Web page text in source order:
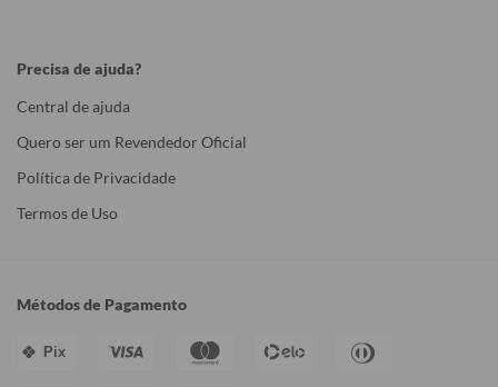
Precisa de ajuda?
Central de ajuda
Quero ser um Revendedor Oficial
Política de Privacidade
Termos de Uso
Métodos de Pagamento
Pix